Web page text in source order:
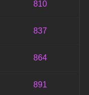
810
837
864
891